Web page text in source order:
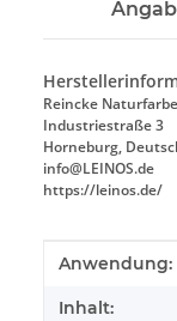
Reincke
Industriestraße 3
Horneburg,
info@LEINOS.de
https://leinos.de/
Wert
Anwendung:
Inhalt: